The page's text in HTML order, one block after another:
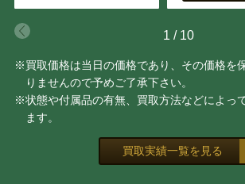
1 / 10
※買取価格は当日の価格であり、その価格を
りませんので予めご了承下さい。
※状態や付属品の有無、買取方法などによっ
ます。
買取実績一覧を見る